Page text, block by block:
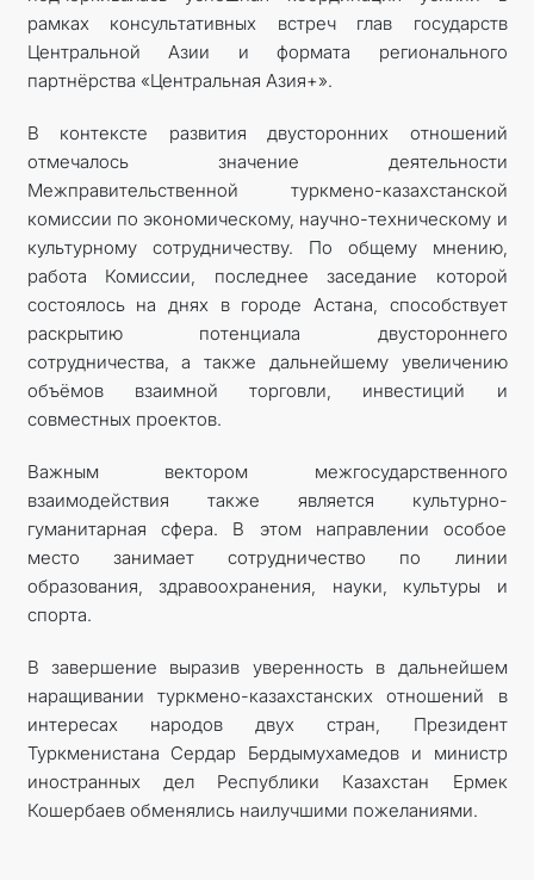
рамках консультативных встреч глав государств
Центральной Азии и формата регионального
партнёрства «Центральная Азия+».
В контексте развития двусторонних отношений
отмечалось значение деятельности
Межправительственной туркмено-казахстанской
комиссии по экономическому, научно-техническому и
культурному сотрудничеству. По общему мнению,
работа Комиссии, последнее заседание которой
состоялось на днях в городе Астана, способствует
раскрытию потенциала двустороннего
сотрудничества, а также дальнейшему увеличению
объёмов взаимной торговли, инвестиций и
совместных проектов.
Важным вектором межгосударственного
взаимодействия также является культурно-
гуманитарная сфера. В этом направлении особое
место занимает сотрудничество по линии
образования, здравоохранения, науки, культуры и
спорта.
В завершение выразив уверенность в дальнейшем
наращивании туркмено-казахстанских отношений в
интересах народов двух стран, Президент
Туркменистана Сердар Бердымухамедов и министр
иностранных дел Республики Казахстан Ермек
Кошербаев обменялись наилучшими пожеланиями.